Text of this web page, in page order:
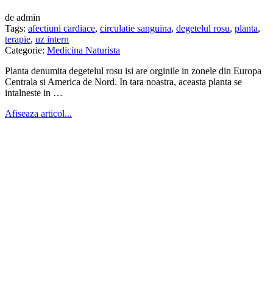
de admin
Tags: afectiuni cardiace, circulatie sanguina, degetelul rosu, planta,
terapie, uz intern
Categorie: Medicina Naturista
Planta denumita degetelul rosu isi are orginile in zonele din Europa
Centrala si America de Nord. In tara noastra, aceasta planta se
intalneste in …
Afiseaza articol...